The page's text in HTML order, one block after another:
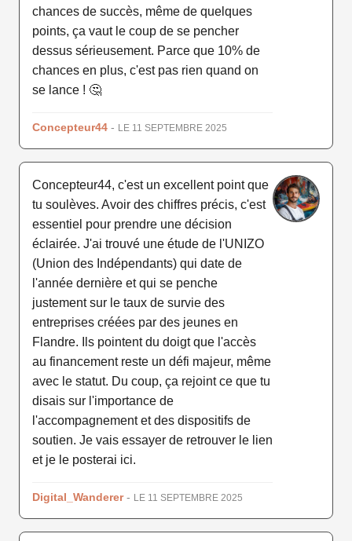
chances de succès, même de quelques
points, ça vaut le coup de se pencher
dessus sérieusement. Parce que 10% de
chances en plus, c'est pas rien quand on
se lance ! 🤔
Concepteur44 - LE 11 SEPTEMBRE 2025
Concepteur44, c'est un excellent point que
tu soulèves. Avoir des chiffres précis, c'est
essentiel pour prendre une décision
éclairée. J'ai trouvé une étude de l'UNIZO
(Union des Indépendants) qui date de
l'année dernière et qui se penche
justement sur le taux de survie des
entreprises créées par des jeunes en
Flandre. Ils pointent du doigt que l'accès
au financement reste un défi majeur, même
avec le statut. Du coup, ça rejoint ce que tu
disais sur l'importance de
l'accompagnement et des dispositifs de
soutien. Je vais essayer de retrouver le lien
et je le posterai ici.
Digital_Wanderer- LE 11 SEPTEMBRE 2025